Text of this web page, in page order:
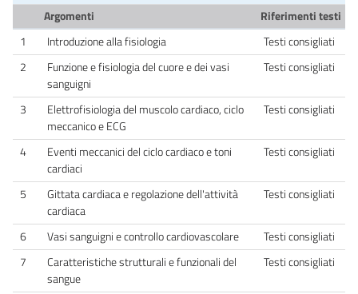
Argomenti
Riferimenti testi
1
Introduzione alla fisiologia
Testi consigliati
2
Funzione e fisiologia del cuore e dei vasi
sanguigni
Testi consigliati
3
Elettrofisiologia del muscolo cardiaco, ciclo
meccanico e ECG
Testi consigliati
4
Eventi meccanici del ciclo cardiaco e toni
cardiaci
Testi consigliati
5
Gittata cardiaca e regolazione dell'attività
cardiaca
Testi consigliati
6 Vasi sanguigni e controllo cardiovascolare
Testi consigliati
7
Caratteristiche strutturali e funzionali del
sangue
Testi consigliati